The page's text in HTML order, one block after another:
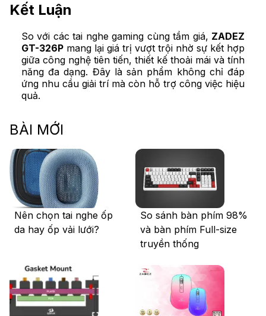
Kết Luận
So với các tai nghe gaming cùng tầm giá, ZADEZ
GT-326P mang lại giá trị vượt trội nhờ sự kết hợp
giữa công nghệ tiên tiến, thiết kế thoải mái và tính
năng đa dạng. Đây là sản phẩm không chỉ đáp
ứng nhu cầu giải trí mà còn hỗ trợ công việc hiệu
quả.
BÀI MỚI
Nên chọn tai nghe ốp
da hay ốp vải lưới?
So sánh bàn phím 98%
và bàn phím Full-size
truyền thống